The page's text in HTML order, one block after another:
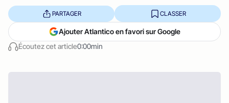
Écoutez cet article0:00min
PARTAGER CLASSER
Ajouter Atlantico en favori sur Google